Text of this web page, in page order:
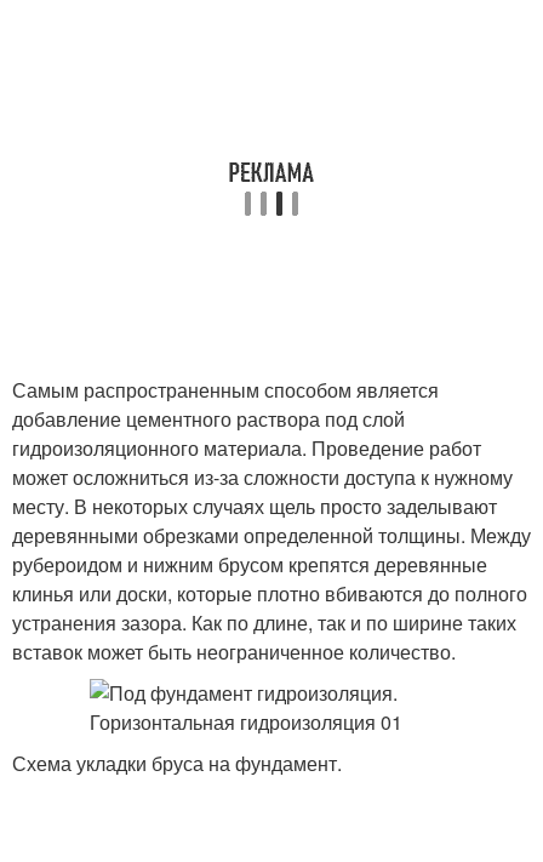
Самым распространенным способом является
добавление цементного раствора под слой
гидроизоляционного материала. Проведение работ
может осложниться из-за сложности доступа к нужному
месту. В некоторых случаях щель просто заделывают
деревянными обрезками определенной толщины. Между
рубероидом и нижним брусом крепятся деревянные
клинья или доски, которые плотно вбиваются до полного
устранения зазора. Как по длине, так и по ширине таких
вставок может быть неограниченное количество.
Схема укладки бруса на фундамент.